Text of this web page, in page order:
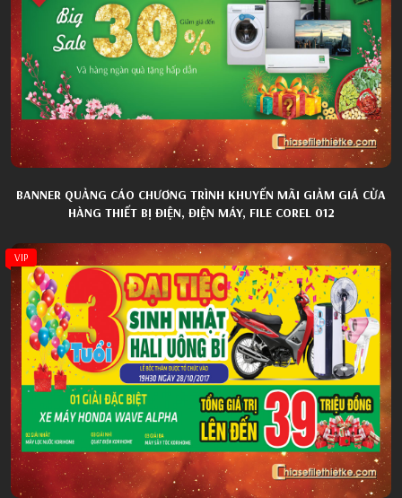
BANNER QUẢNG CÁO CHƯƠNG TRÌNH KHUYẾN MÃI GIẢM GIÁ CỬA
HÀNG THIẾT BỊ ĐIỆN, ĐIỆN MÁY, FILE COREL 012
VIP